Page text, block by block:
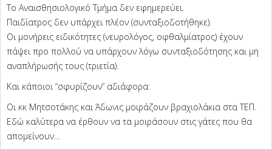
Το Αναισθησιολογικό Τμήμα δεν εφημερεύει.
Παιδίατρος δεν υπάρχει πλέον (συνταξιοδοτήθηκε).
Οι μονήρεις ειδικότητες (νευρολόγος, οφθαλμίατρος) έχουν
πάψει προ πολλού να υπάρχουν λόγω συνταξιοδότησης και μη
αναπλήρωσής τους (τριετία).
Και κάποιοι “σφυρίζουν” αδιάφορα:
Οι κκ Μητσοτάκης και Άδωνις μοιράζουν βραχιολάκια στα ΤΕΠ.
Εδώ καλύτερα να έρθουν να τα μοιράσουν στις γάτες που θα
απομείνουν…